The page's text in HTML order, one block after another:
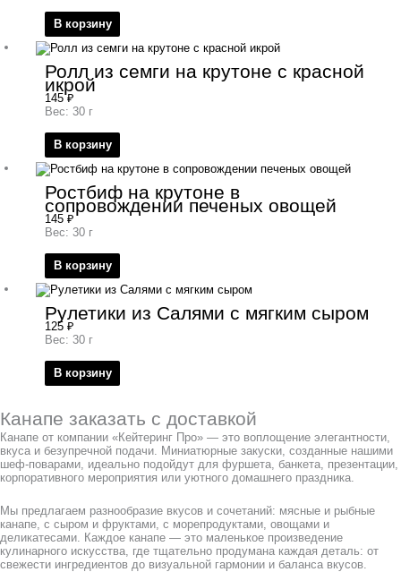
В корзину
Ролл из семги на крутоне с красной
икрой
145₽
Вес: 30 г
В корзину
Ростбиф на крутоне в
сопровождении печеных овощей
145 ₽
Вес: 30 г
В корзину
Рулетики из Салями с мягким сыром
125 ₽
Вес: 30 г
В корзину
Канапе заказать с доставкой
Канапе от компании «Кейтеринг Про» — это воплощение элегантности,
вкуса и безупречной подачи. Миниатюрные закуски, созданные нашими
шеф-поварами, идеально подойдут для фуршета, банкета, презентации,
корпоративного мероприятия или уютного домашнего праздника.
Мы предлагаем разнообразие вкусов и сочетаний: мясные и рыбные
канапе, с сыром и фруктами, с морепродуктами, овощами и
деликатесами. Каждое канапе — это маленькое произведение
кулинарного искусства, где тщательно продумана каждая деталь: от
свежести ингредиентов до визуальной гармонии и баланса вкусов.